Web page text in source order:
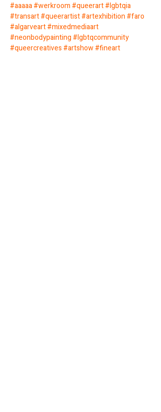
#aaaaa#werkroom#queerart#lgbtqia
#transart#queerartist#artexhibition#faro
#algarveart#mixedmediaart
#neonbodypainting#lgbtqcommunity
#queercreatives#artshow#fineart